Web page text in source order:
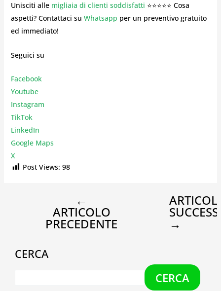
Unisciti alle migliaia di clienti soddisfatti ⭐⭐⭐⭐⭐ Cosa
aspetti? Contattaci su Whatsapp per un preventivo gratuito
ed immediato!
Seguici su
Facebook
Youtube
Instagram
TikTok
LinkedIn
Google Maps
X
Post Views: 98
←
ARTICOLO
PRECEDENTE →
CERCA
CERCA